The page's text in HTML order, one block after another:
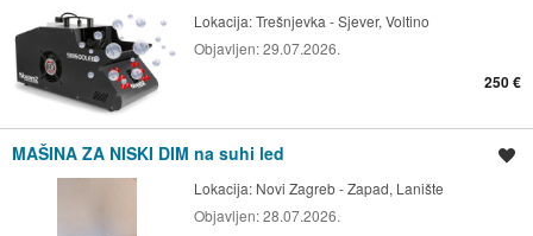
Lokacija:Trešnjevka - Sjever, Voltino
Objavljen:29.07.2026.
250 €
MAŠINA ZA NISKI DIM na suhi led
Lokacija: Novi Zagreb - Zapad, Lanište
Objavljen:28.07.2026.